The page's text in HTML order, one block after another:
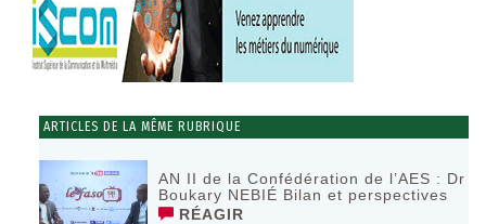
ARTICLES DE LA MÊME RUBRIQUE
AN II de la Confédération de l’AES : Dr
Boukary NEBIÉ Bilan et perspectives
RÉAGIR